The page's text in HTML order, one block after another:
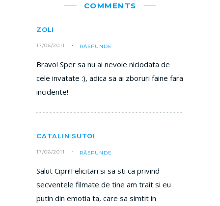
COMMENTS
ZOLI
17/06/2011 RĂSPUNDE
Bravo! Sper sa nu ai nevoie niciodata de
cele invatate :), adica sa ai zboruri faine fara
incidente!
CATALIN SUTOI
17/06/2011 RĂSPUNDE
Salut Cipri!Felicitari si sa sti ca privind
secventele filmate de tine am trait si eu
putin din emotia ta, care sa simtit in